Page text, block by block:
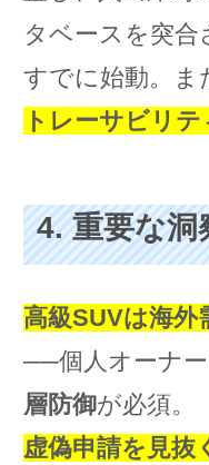
タベースを突合
すでに始動。ま
トレーサビリテ
4. 重要な洞
高級SUVは海
──個人オーナ
層防御が必須。
虚偽申請を見抜